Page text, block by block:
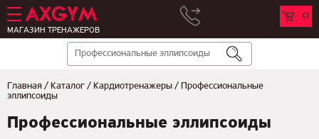
МАГАЗИН ТРЕНАЖЕРОВ
0
Главная / Каталог / Кардиотренажеры / Профессиональные
эллипсоиды
Профессиональные эллипсоиды